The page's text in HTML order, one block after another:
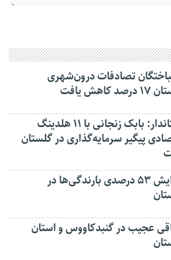
تصادفات درون‌شهری
کاهش یافت
استاندار: بابک زنجانی با ۱۱ هلدینگ
پیگیر سرمایه‌گذاری در گلستان
افزایش ۵۳ درصدی بارندگی‌ها در
عجیب در‌ گنبدکاووس و استان